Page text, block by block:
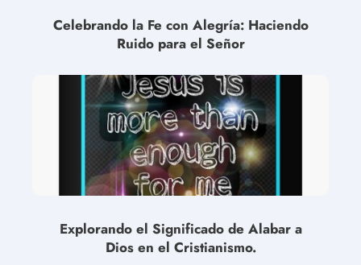
Celebrando la Fe con Alegría: Haciendo
Ruido para el Señor
Explorando el Significado de Alabar a
Dios en el Cristianismo.